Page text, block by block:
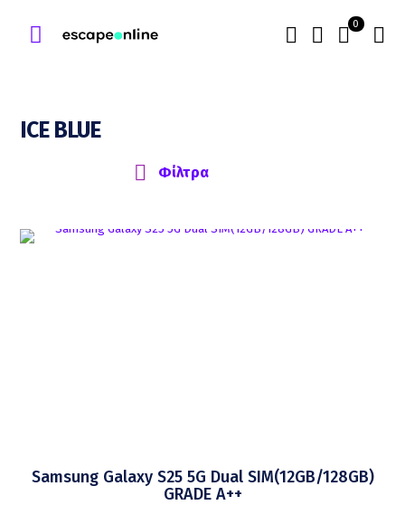
0
ICE BLUE
Samsung Galaxy S25 5G Dual SIM(12GB/128GB)
GRADE A++